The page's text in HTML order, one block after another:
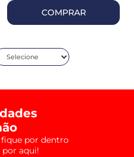
COMPRAR
fique por dentro
aqui!